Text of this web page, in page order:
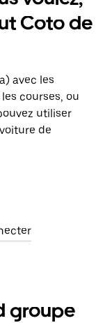
Coto de
avec les
courses, ou
utiliser
de
groupe